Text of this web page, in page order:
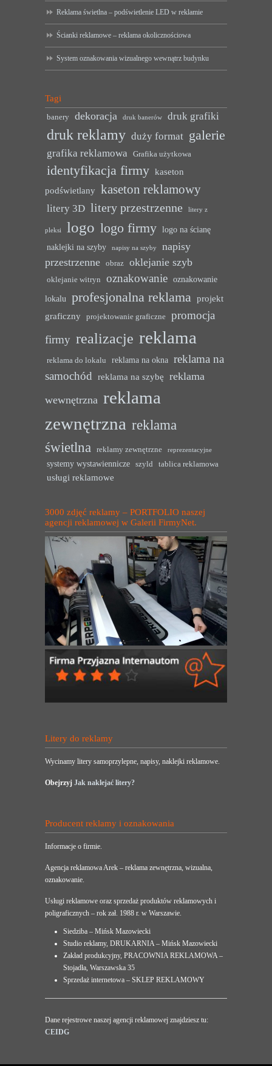
Reklama świetlna – podświetlenie LED w reklamie
Ścianki reklamowe – reklama okolicznościowa
System oznakowania wizualnego wewnątrz budynku
Tagi
banery dekoracja druk banerów druk grafiki
druk reklamy duży format galerie
grafika reklamowa Grafika użytkowa
identyfikacja firmy kaseton
podświetlany kaseton reklamowy
litery 3D litery przestrzenne litery z
pleksi logo logo firmy logo na ścianę
naklejki na szyby
napisy na szyby
napisy
przestrzenne
obraz oklejanie szyb
oklejanie witryn oznakowanie oznakowanie
lokalu profesjonalna reklama projekt
graficzny
projektowanie graficzne
promocja
firmy realizacje reklama
reklama do lokalu reklama na okna reklama na
samochód reklama na szybę reklama
wewnętrzna reklama
zewnętrzna reklama
świetlna
reklamy zewnętrzne reprezentacyjne
systemy wystawiennicze szyld tablica reklamowa
usługi reklamowe
3000 zdjęć reklamy – PORTFOLIO naszej
agencji reklamowej w Galerii FirmyNet.
Litery do reklamy
Wycinamy litery samoprzylepne, napisy, naklejki reklamowe.
Obejrzyj Jak naklejać litery?
Producent reklamy i oznakowania
Informacje o firmie.
Agencja reklamowa Arek – reklama zewnętrzna, wizualna,
oznakowanie.
Usługi reklamowe oraz sprzedaż produktów reklamowych i
poligraficznych – rok zał. 1988 r. w Warszawie.
Siedziba – Mińsk Mazowiecki
Studio reklamy, DRUKARNIA – Mińsk Mazowiecki
Zakład produkcyjny, PRACOWNIA REKLAMOWA –
Stojadła, Warszawska 35
Sprzedaż internetowa – SKLEP REKLAMOWY
Dane rejestrowe naszej agencji reklamowej znajdziesz tu:
CEIDG